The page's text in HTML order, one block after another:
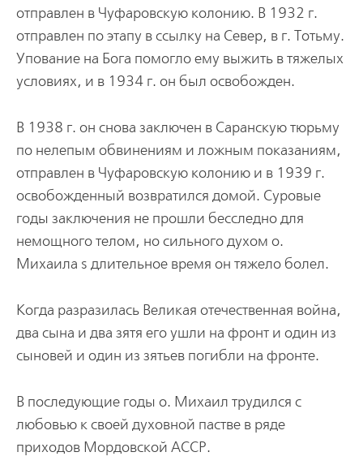
отправлен в Чуфаровскую колонию. В 1932 г.
отправлен по этапу в ссылку на Север, в г. Тотьму.
Упование на Бога помогло ему выжить в тяжелых
условиях, и в 1934 г. он был освобожден.
В 1938 г. он снова заключен в Саранскую тюрьму
по нелепым обвине­ниям и ложным показаниям,
отправлен в Чуфаровскую колонию и в 1939 г.
освобожденный возвратился домой. Суровые
годы заключения не прошли бесследно для
немощного телом, но сильного духом о.
Михаила ѕ длитель­ное время он тяжело болел.
Когда разразилась Великая отечественная война,
два сына и два зятя его ушли на фронт и один из
сыновей и один из зятьев погибли на фронте.
В последующие годы о. Михаил трудился с
любовью к своей духовной пастве в ряде
приходов Мордовской АССР.